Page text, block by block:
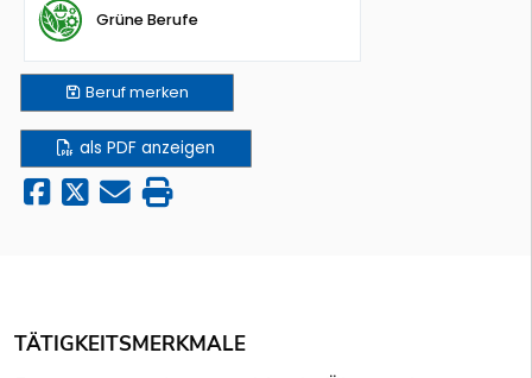
Grüne Berufe
Berufmerken
als PDF anzeigen
TÄTIGKEITSMERKMALE